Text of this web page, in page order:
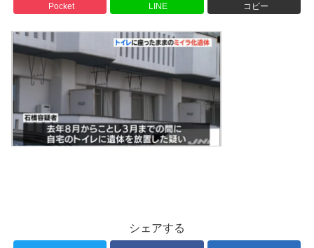
Pocket LINE コピー
シェアする